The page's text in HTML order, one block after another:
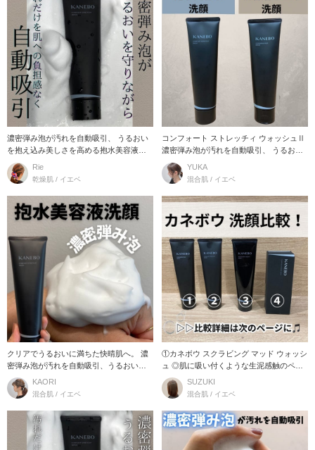
濃密弾み泡が汚れを自動吸引、 うるおい
を抱え込み美しさを高める抱水美容液洗
Rie
乾燥肌 / イエベ
コンフォート ストレッチィ ウォッシュⅡ
濃密弾み泡が汚れを自動吸引、 うるおい
を抱え込
YUKA
混合肌 / イエベ
クリアでうるおいに満ちた快晴肌へ。 濃
密弾み泡が汚れを自動吸引、うるおいを
抱え込み美しさ
KAORI
混合肌 / イエベ
①カネボウ スクラビング マッド ウォッシ
ュ ◎肌に吸い付くような生泥感触のペー
ストが
SUZUKI
混合肌 / イエベ